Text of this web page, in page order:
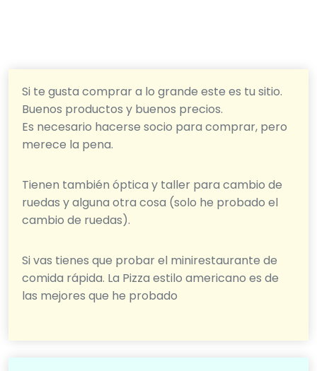
Si te gusta comprar a lo grande este es tu sitio.
Buenos productos y buenos precios.
Es necesario hacerse socio para comprar, pero
merece la pena.
Tienen también óptica y taller para cambio de
ruedas y alguna otra cosa (solo he probado el
cambio de ruedas).
Si vas tienes que probar el minirestaurante de
comida rápida. La Pizza estilo americano es de
las mejores que he probado